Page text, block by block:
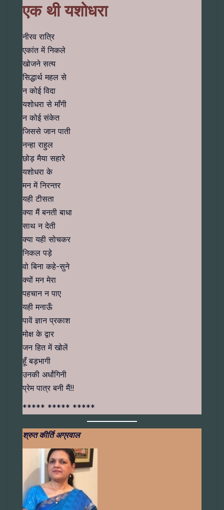
एक थी यशोधरा
नीरव रात्रि
एकांत में निकले
खोजने सत्य
सिद्धार्थ महल से
न कोई विदा
यशोधरा से माँगी
न कोई संकेत
जिससे जान पाती
नन्हा राहुल
छोड़ मैया सहारे
यशोधरा के
मन में निरन्तर
यही टीसता
क्या मैं बनती बाधा
साथ न देती
क्या यही सोचकर
निकल पड़े
वो बिना कहे-सुने
क्यों मन मेरा
पहचान न पाए
यही मनाऊँ
पावें ज्ञान प्रकाश
मोक्ष के द्वार
जन हित में खोलें
हूँ बड़भागी
उनकी अर्धांगिनी
प्रेम पात्र बनी मैं!!
***** ***** *****
श्रुत कीर्ति अग्रवाल